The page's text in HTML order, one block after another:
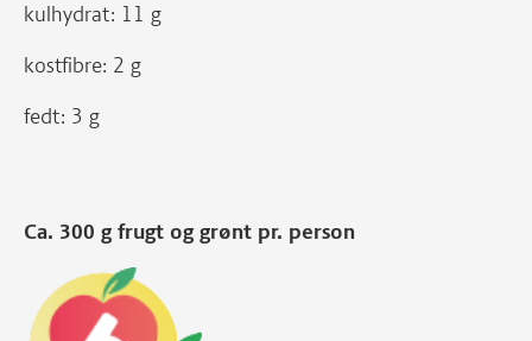
kulhydrat: 11 g
kostfibre: 2 g
fedt: 3 g
Ca. 300 g frugt og grønt pr. person